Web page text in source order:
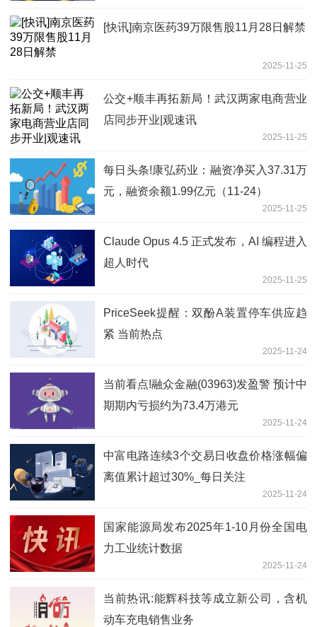
[快讯]南京医药39万限售股11月28日解禁
2025-11-25
公交+顺丰再拓新局！武汉两家电商营业
店同步开业|观速讯
2025-11-25
每日头条!康弘药业：融资净买入37.31万
元，融资余额1.99亿元（11-24）
2025-11-25
Claude Opus 4.5 正式发布，AI 编程进入
超人时代
2025-11-25
PriceSeek提醒：双酚A装置停车供应趋
紧 当前热点
2025-11-24
当前看点!融众金融(03963)发盈警 预计中
期期内亏损约为73.4万港元
2025-11-24
中富电路连续3个交易日收盘价格涨幅偏
离值累计超过30%_每日关注
2025-11-24
国家能源局发布2025年1-10月份全国电
力工业统计数据
2025-11-24
当前热讯:能辉科技等成立新公司，含机
动车充电销售业务